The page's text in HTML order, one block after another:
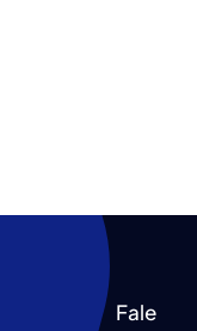
Fale